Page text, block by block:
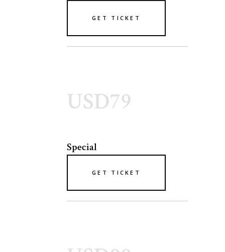
GET TICKET
USD79
Special
GET TICKET